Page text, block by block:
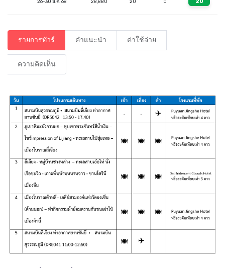
20
รายการทัวร์ คำแนะนำ ค่าใช้จ่าย
ความคิดเห็น